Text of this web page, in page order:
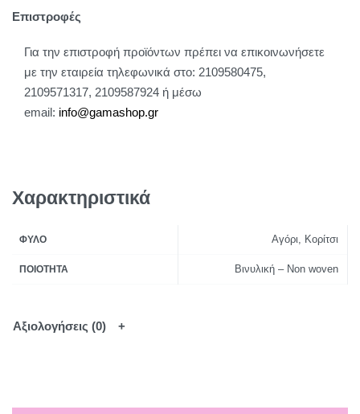
Επιστροφές
Για την επιστροφή προϊόντων πρέπει να επικοινωνήσετε
με την εταιρεία τηλεφωνικά στο: 2109580475,
2109571317, 2109587924 ή μέσω
email: info@gamashop.gr
Χαρακτηριστικά
ΦΎΛΟ Αγόρι, Κορίτσι
ΠΟΙΌΤΗΤΑ Βινυλική – Non woven
Αξιολογήσεις (0)